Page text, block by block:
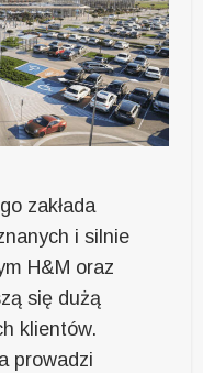
zakłada
i silnie
H&M oraz
się dużą
klientów.
prowadzi